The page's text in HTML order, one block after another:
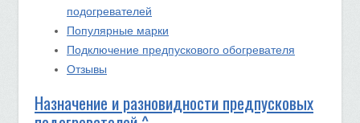
подогревателей
Популярные марки
Подключение предпускового обогревателя
Отзывы
Назначение и разновидности предпусковых